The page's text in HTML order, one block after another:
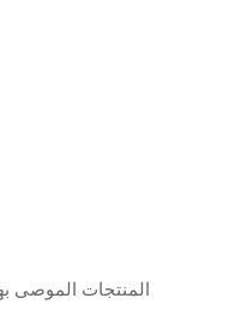
المنتجات الموصى